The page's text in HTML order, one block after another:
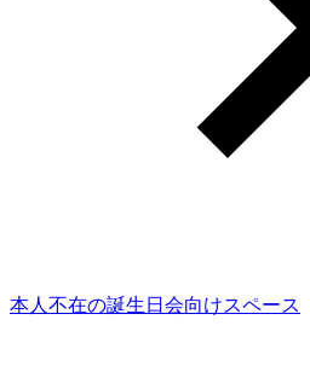
本人不在の誕生日会向けスペース